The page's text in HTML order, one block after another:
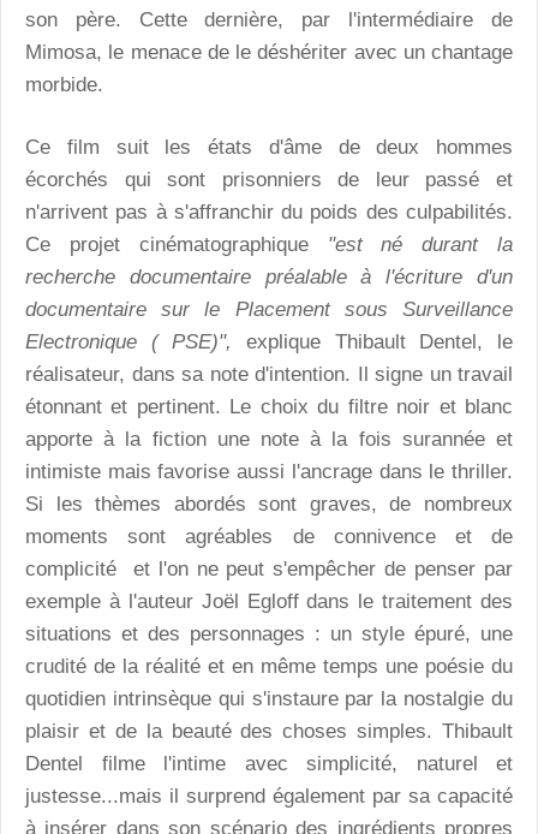
son père. Cette dernière, par l'intermédiaire de
Mimosa, le menace de le déshériter avec un chantage
morbide.
Ce film suit les états d'âme de deux hommes
écorchés qui sont prisonniers de leur passé et
n'arrivent pas à s'affranchir du poids des culpabilités.
Ce projet cinématographique "est né durant la
recherche documentaire préalable à l'écriture d'un
documentaire sur le Placement sous Surveillance
Electronique ( PSE)",
explique Thibault Dentel, le
réalisateur, dans sa note d'intention. Il signe un travail
étonnant et pertinent. Le choix du filtre noir et blanc
apporte à la fiction une note à la fois surannée et
intimiste mais favorise aussi l'ancrage dans le thriller.
Si les thèmes abordés sont graves, de nombreux
moments sont agréables de connivence et de
complicité et l'on ne peut s'empêcher de penser par
exemple à l'auteur Joël Egloff dans le traitement des
situations et des personnages : un style épuré, une
crudité de la réalité et en même temps une poésie du
quotidien intrinsèque qui s'instaure par la nostalgie du
plaisir et de la beauté des choses simples. Thibault
Dentel filme l'intime avec simplicité, naturel et
justesse...mais il surprend également par sa capacité
à insérer dans son scénario des ingrédients propres